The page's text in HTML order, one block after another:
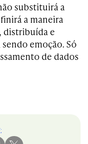
substituirá a
a maneira
distribuída e
emoção. Só
de dados